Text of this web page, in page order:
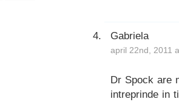
Gabriela
april 22nd, 2011
Dr Spock are
intreprinde in